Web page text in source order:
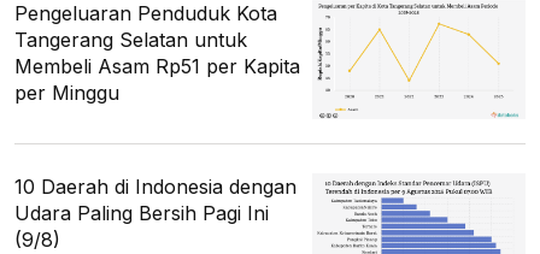
Pengeluaran Penduduk Kota
Tangerang Selatan untuk
Membeli Asam Rp51 per Kapita
per Minggu
10 Daerah di Indonesia dengan
Udara Paling Bersih Pagi Ini
(9/8)